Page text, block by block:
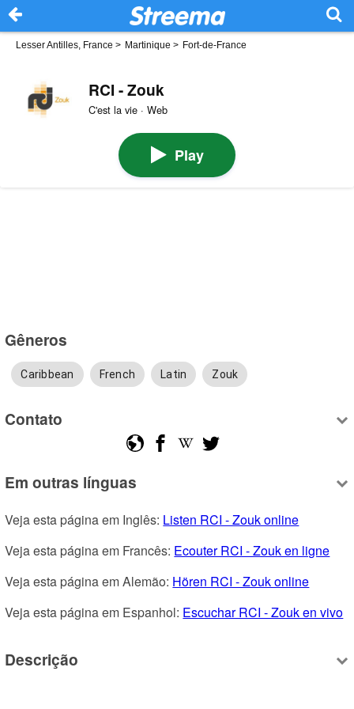
Lesser Antilles, France > Martinique > Fort-de-France
RCI - Zouk
C'est la vie · Web
Play
Gêneros
Caribbean French Latin Zouk
Contato
Em outras línguas
Veja esta página em Inglês: Listen RCI - Zouk online
Veja esta página em Francês: Ecouter RCI - Zouk en ligne
Veja esta página em Alemão: Hören RCI - Zouk online
Veja esta página em Espanhol: Escuchar RCI - Zouk en vivo
Descrição